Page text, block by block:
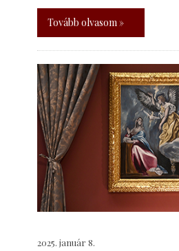
Tovább olvasom »
2025. január 8.